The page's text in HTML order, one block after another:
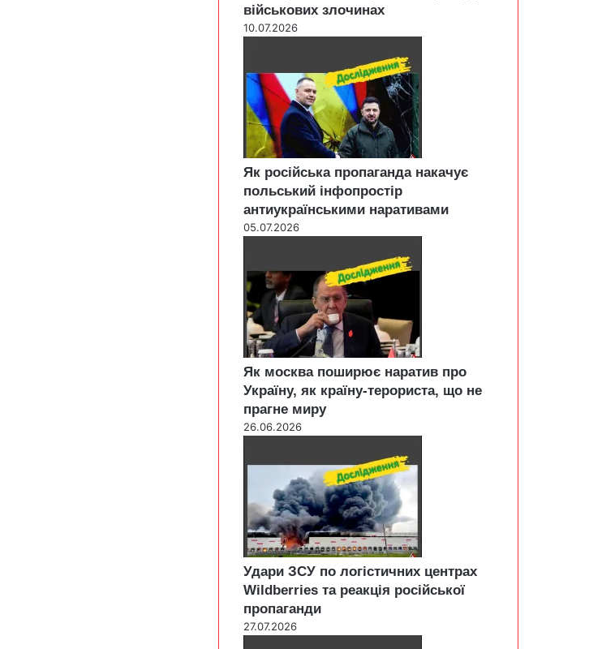
військових злочинах
10.07.2026
Як російська пропаганда накачує
польський інфопростір
антиукраїнськими наративами
05.07.2026
Як москва поширює наратив про
Україну, як країну-терориста, що не
прагне миру
26.06.2026
Удари ЗСУ по логістичних центрах
Wildberries та реакція російської
пропаганди
27.07.2026